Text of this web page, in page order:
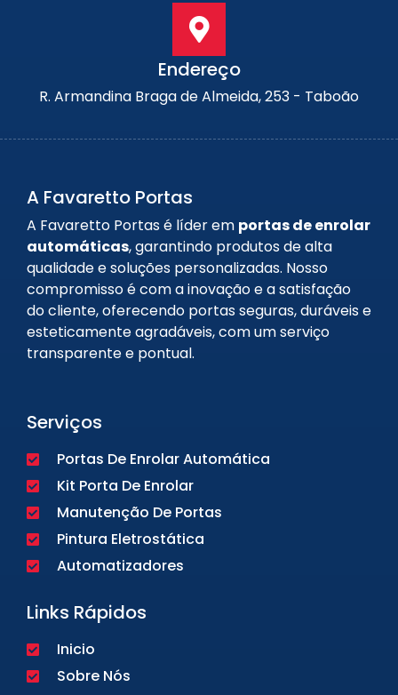
Endereço
R. Armandina Braga de Almeida, 253 - Taboão
A Favaretto Portas
A Favaretto Portas é líder em portas de enrolar
automáticas, garantindo produtos de alta
qualidade e soluções personalizadas. Nosso
compromisso é com a inovação e a satisfação
do cliente, oferecendo portas seguras, duráveis e
esteticamente agradáveis, com um serviço
transparente e pontual.
Serviços
Portas De Enrolar Automática
Kit Porta De Enrolar
Manutenção De Portas
Pintura Eletrostática
Automatizadores
Links Rápidos
Inicio
Sobre Nós